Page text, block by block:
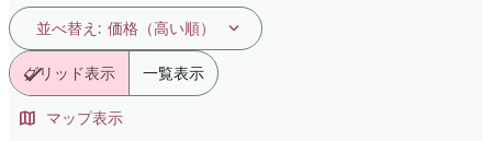
並べ替え : 価格（高い順）
グリッド表示 一覧表示
マップ表示